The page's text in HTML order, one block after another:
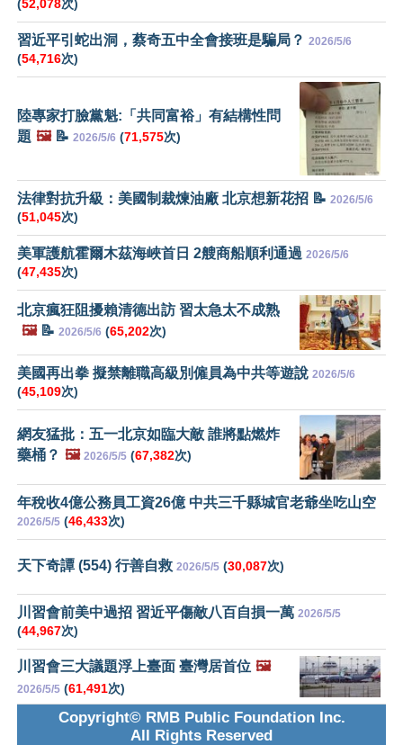
(52,078次)
習近平引蛇出洞，蔡奇五中全會接班是騙局？ 2026/5/6
(54,716次)
陸專家打臉黨魁:「共同富裕」有結構性問
題 🖼️📝 2026/5/6 (71,575次)
法律對抗升級：美國制裁煉油廠 北京想新花招 📝 2026/5/6
(51,045次)
美軍護航霍爾木茲海峽首日 2艘商船順利通過 2026/5/6
(47,435次)
北京瘋狂阻擾賴清德出訪 習太急太不成熟
🖼️📝 2026/5/6 (65,202次)
美國再出拳 擬禁離職高級別僱員為中共等遊說 2026/5/6
(45,109次)
網友猛批：五一北京如臨大敵 誰將點燃炸
藥桶？ 🖼️ 2026/5/5 (67,382次)
年稅收4億公務員工資26億 中共三千縣城官老爺坐吃山空
2026/5/5 (46,433次)
天下奇譚 (554) 行善自救 2026/5/5 (30,087次)
川習會前美中過招 習近平傷敵八百自損一萬 2026/5/5
(44,967次)
川習會三大議題浮上臺面 臺灣居首位 🖼️
2026/5/5 (61,491次)
Copyright© RMB Public Foundation Inc.
All Rights Reserved